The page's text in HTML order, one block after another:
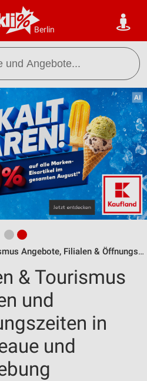
Berlin
Angebote, Filialen & Öffnungszeiten
& Tourismus
und
in
und